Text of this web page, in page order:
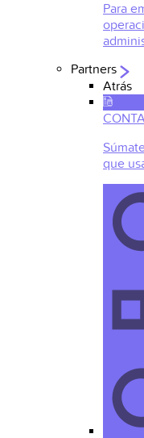
Para
Partners
Atrás
que